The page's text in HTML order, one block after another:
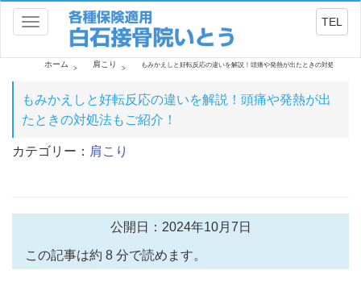
Toggle
navigation
TEL
ホーム 肩こり もみかえしと好転反応の違いを解説！頭痛や発熱が出たときの対処法もご
もみかえしと好転反応の違いを解説！頭痛や発熱が出
たときの対処法もご紹介！
カテゴリー： 肩こり
公開日：2024年10月7日
この記事は約 8 分で読めます。